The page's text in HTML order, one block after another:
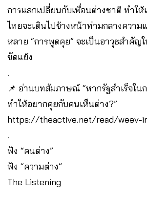
การแลกเปลี่ยนกับเพื่อนต่างชาติ ทำให้
ไทยจะเดินไปข้างหน้าท่ามกลางความ
หลาย “การพูดคุย” จะเป็นอาวุธสำคัญ
ขัดแย้ง
.
📌 อ่านบทสัมภาษณ์ “หากรัฐสำเร็จใน
ทำให้อยากคุยกับคนเห็นต่าง?”
https://theactive.net/read/weev-
.
ฟัง “คนต่าง”
ฟัง “ความต่าง”
The Listening